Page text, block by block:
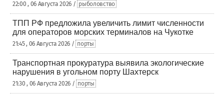
22:00 , 06 Августа 2026 / рыболовство
ТПП РФ предложила увеличить лимит численности
для операторов морских терминалов на Чукотке
21:45 , 06 Августа 2026 / порты
Транспортная прокуратура выявила экологические
нарушения в угольном порту Шахтерск
21:30 , 06 Августа 2026 / порты